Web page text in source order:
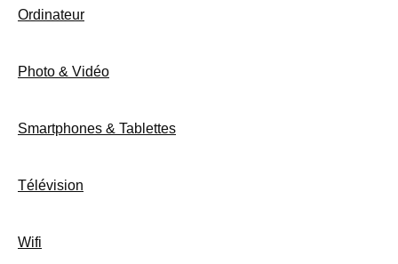
Ordinateur
Photo & Vidéo
Smartphones & Tablettes
Télévision
Wifi